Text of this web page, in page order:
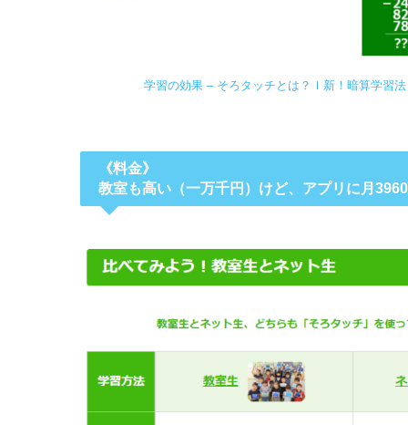
学習の効果 – そろタッチとは？ｌ新！暗算学習
《料金》
教室も高い（一万千円）けど、アプリに月